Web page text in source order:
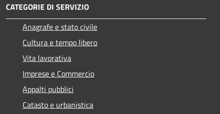
CATEGORIE DI SERVIZIO
Anagrafe e stato civile
Cultura e tempo libero
Vita lavorativa
Imprese e Commercio
Appalti pubblici
Catasto e urbanistica